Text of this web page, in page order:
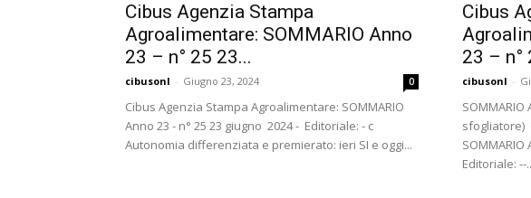
Cibus Agenzia Stampa
Agroalimentare: SOMMARIO Anno
23 – n° 25 23...
cibusonl - Giugno 23, 2024 0
Cibus Agenzia Stampa Agroalimentare: SOMMARIO
Anno 23 - n° 25 23 giugno 2024 - Editoriale: - c
Autonomia differenziata e premierato: ieri SI e oggi...
Cibus
23 – n°
cibusonl -
sfogliatore)
SOMMARIO
Editoriale: --